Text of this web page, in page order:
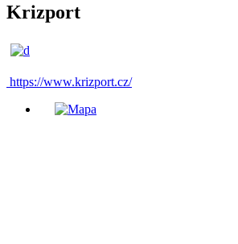
Krizport
https://www.krizport.cz/